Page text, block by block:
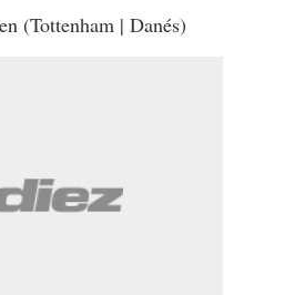
(Tottenham | Danés)